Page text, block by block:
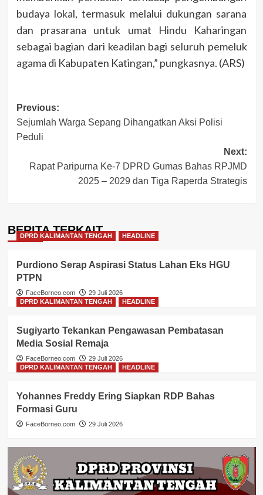
budaya lokal, termasuk melalui dukungan sarana
dan prasarana untuk umat Hindu Kaharingan
sebagai bagian dari keadilan bagi seluruh pemeluk
agama di Kabupaten Katingan,” pungkasnya. (ARS)
Post
navigation
Previous:
Sejumlah Warga Sepang Dihangatkan Aksi Polisi
Peduli
Next:
Rapat Paripurna Ke-7 DPRD Gumas Bahas RPJMD
2025 – 2029 dan Tiga Raperda Strategis
BERITA TERKAIT
DPRD KALIMANTAN TENGAH HEADLINE
Purdiono Serap Aspirasi Status Lahan Eks HGU
PTPN
FaceBorneo.com
29 Juli 2026
DPRD KALIMANTAN TENGAH
HEADLINE
Sugiyarto Tekankan Pengawasan Pembatasan
Media Sosial Remaja
FaceBorneo.com
29 Juli 2026
DPRD KALIMANTAN TENGAH
HEADLINE
Yohannes Freddy Ering Siapkan RDP Bahas
Formasi Guru
FaceBorneo.com 29 Juli 2026